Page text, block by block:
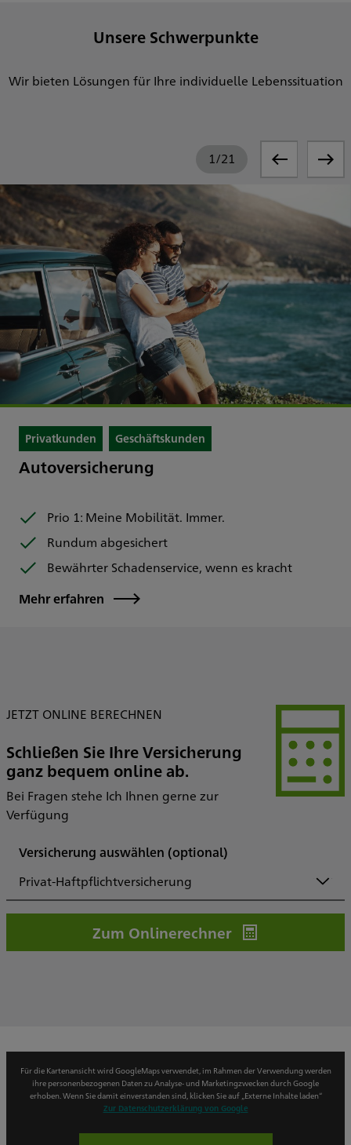
Unsere Schwerpunkte
Wir bieten Lösungen für Ihre individuelle Lebenssituation
1/21
Privatkunden Geschäftskunden
Autoversicherung
Prio 1: Meine Mobilität. Immer.
Rundum abgesichert
Bewährter Schadenservice, wenn es kracht
Mehr erfahren
JETZT ONLINE BERECHNEN
Schließen Sie Ihre Versicherung
ganz bequem online ab.
Bei Fragen stehe Ich Ihnen gerne zur
Verfügung
Versicherung auswählen (optional)
Privat-Haftpflichtversicherung
Zum Onlinerechner
Für die Kartenansicht wird GoogleMaps verwendet, im Rahmen der Verwendung werden
ihre personenbezogenen Daten zu Analyse- und Marketingzwecken durch Google
erhoben. Wenn Sie damit einverstanden sind, klicken Sie auf „Externe Inhalte laden“
Zur Datenschutzerklärung von Google